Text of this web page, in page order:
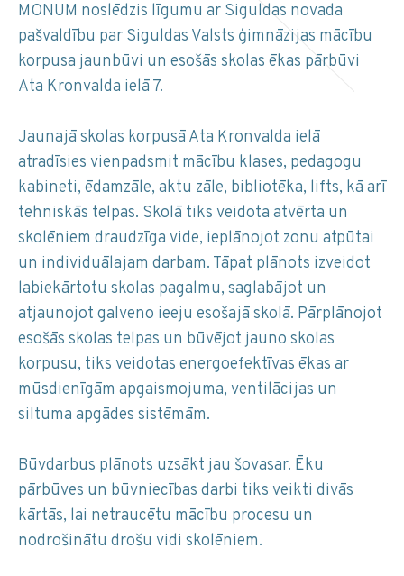
MONUM noslēdzis līgumu ar Siguldas novada
pašvaldību par Siguldas Valsts ģimnāzijas mācību
korpusa jaunbūvi un esošās skolas ēkas pārbūvi
Ata Kronvalda ielā 7.
Jaunajā skolas korpusā Ata Kronvalda ielā
atradīsies vienpadsmit mācību klases, pedagogu
kabineti, ēdamzāle, aktu zāle, bibliotēka, lifts, kā arī
tehniskās telpas. Skolā tiks veidota atvērta un
skolēniem draudzīga vide, ieplānojot zonu atpūtai
un individuālajam darbam. Tāpat plānots izveidot
labiekārtotu skolas pagalmu, saglabājot un
atjaunojot galveno ieeju esošajā skolā. Pārplānojot
esošās skolas telpas un būvējot jauno skolas
korpusu, tiks veidotas energoefektīvas ēkas ar
mūsdienīgām apgaismojuma, ventilācijas un
siltuma apgādes sistēmām.
Būvdarbus plānots uzsākt jau šovasar. Ēku
pārbūves un būvniecības darbi tiks veikti divās
kārtās, lai netraucētu mācību procesu un
nodrošinātu drošu vidi skolēniem.